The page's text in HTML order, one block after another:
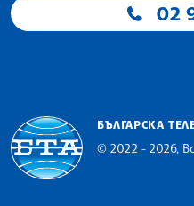
02
БЪЛГАРСКА
© 2022 - 2026,